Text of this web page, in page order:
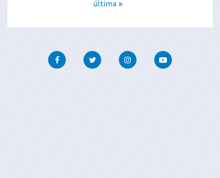
última »
FacebookTwitter InstagramYoutube